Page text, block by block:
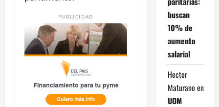
PUBLICIDAD
buscan
10% de
aumento
salarial
Hector
Maturano en
UOM